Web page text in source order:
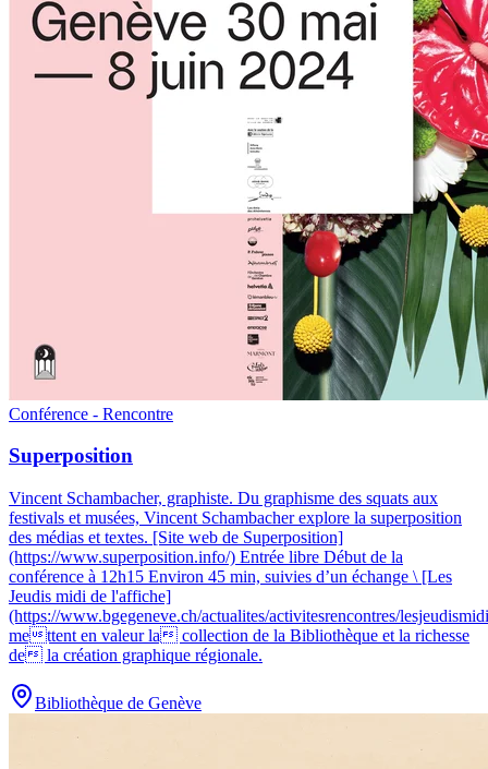
Conférence - Rencontre
Superposition
Vincent Schambacher, graphiste. Du graphisme des squats aux
festivals et musées, Vincent Schambacher explore la superposition
des médias et textes. [Site web de Superposition]
(https://www.superposition.info/) Entrée libre Début de la
conférence à 12h15 Environ 45 min, suivies d’un échange \ [Les
Jeudis midi de l'affiche]
(https://www.bgegeneve.ch/actualites/activitesrencontres/
mettent en valeur la collection de la Bibliothèque et la richesse
de la création graphique régionale.
Bibliothèque de Genève